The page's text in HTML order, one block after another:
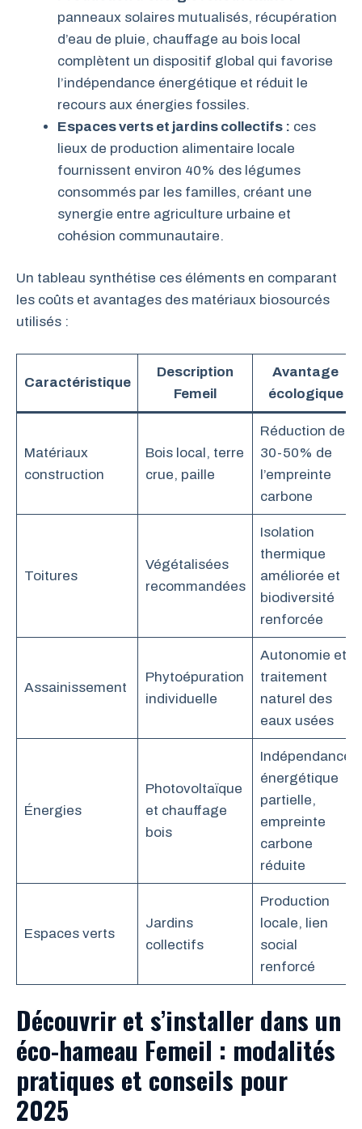
panneaux solaires mutualisés, récupération
d’eau de pluie, chauffage au bois local
complètent un dispositif global qui favorise
l’indépendance énergétique et réduit le
recours aux énergies fossiles.
Espaces verts et jardins collectifs : ces
lieux de production alimentaire locale
fournissent environ 40% des légumes
consommés par les familles, créant une
synergie entre agriculture urbaine et
cohésion communautaire.
Un tableau synthétise ces éléments en comparant
les coûts et avantages des matériaux biosourcés
utilisés :
Caractéristique
Description
Femeil
Avantage
écologique
Matériaux
construction
Bois local, terre
crue, paille
Réduction de
30-50% de
l’empreinte
carbone
Toitures
Végétalisées
recommandées
Isolation
thermique
améliorée et
biodiversité
renforcée
Assainissement
Phytoépuration
individuelle
Autonomie et
traitement
naturel des
eaux usées
Énergies
Photovoltaïque
et chauffage
bois
Indépendance
énergétique
partielle,
empreinte
carbone
réduite
Espaces verts
Jardins
collectifs
Production
locale, lien
social
renforcé
Découvrir et s’installer dans un
éco-hameau Femeil : modalités
pratiques et conseils pour
2025